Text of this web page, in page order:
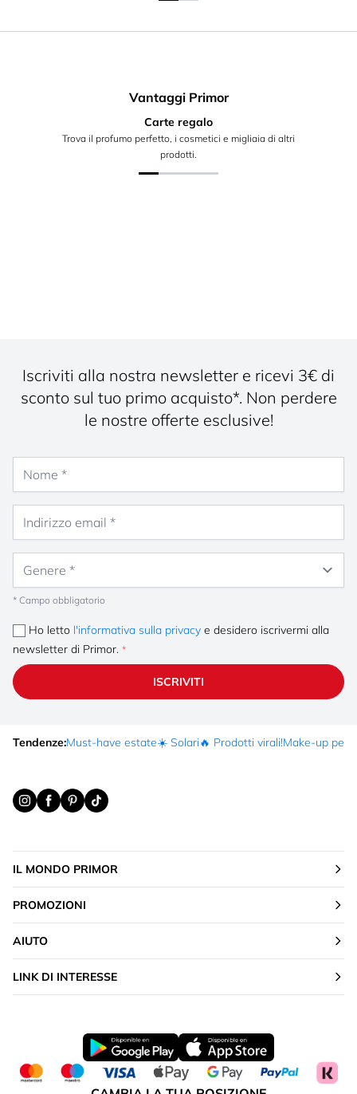
Vantaggi Primor
Carte regalo
Trova il profumo perfetto, i cosmetici e migliaia di altri
prodotti.
Iscriviti alla nostra newsletter e ricevi 3€ di
sconto sul tuo primo acquisto*. Non perdere
le nostre offerte esclusive!
* Campo obbligatorio
Ho letto l'informativa sulla privacy e desidero iscrivermi alla
newsletter di Primor.
ISCRIVITI
Tendenze:Must-have estate☀️ Solari🔥 Prodotti virali!Make-up per
IL MONDO PRIMOR
PROMOZIONI
AIUTO
LINK DI INTERESSE